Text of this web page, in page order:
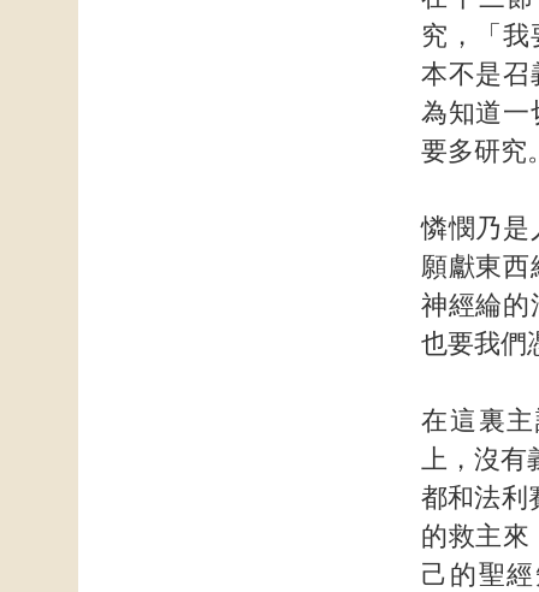
究，「
本不是召
為知道一
要多研究
憐憫乃是
願獻東西
神經綸的
也要我們
在這裏
上，沒有
都和法利
的救主來
己的聖